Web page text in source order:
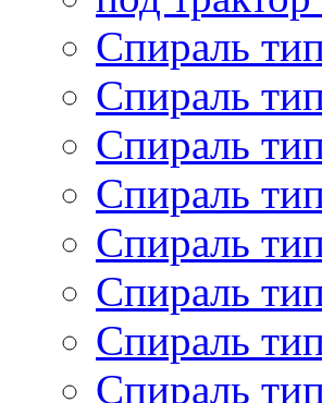
Спираль
Спираль
Спираль
Спираль
Спираль
Спираль
Спираль
Спираль